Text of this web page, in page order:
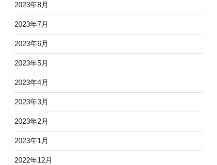
2023年8月
2023年7月
2023年6月
2023年5月
2023年4月
2023年3月
2023年2月
2023年1月
2022年12月